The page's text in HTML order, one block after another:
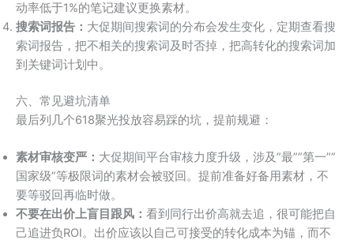
动率低于1%的笔记建议更换素材。
搜索词报告： 大促期间搜索词的分布会发生变化，定期查看搜
索词报告，把不相关的搜索词及时否掉，把高转化的搜索词加
到关键词计划中。
六、常见避坑清单
最后列几个618聚光投放容易踩的坑，提前规避：
素材审核变严： 大促期间平台审核力度升级，涉及”最””第一””
国家级”等极限词的素材会被驳回。提前准备好备用素材，不
要等驳回再临时做。
不要在出价上盲目跟风： 看到同行出价高就去追，很可能把自
己追进负ROI。出价应该以自己可接受的转化成本为锚，而不